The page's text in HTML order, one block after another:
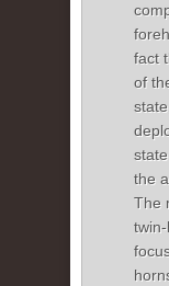
fact
of
the
The